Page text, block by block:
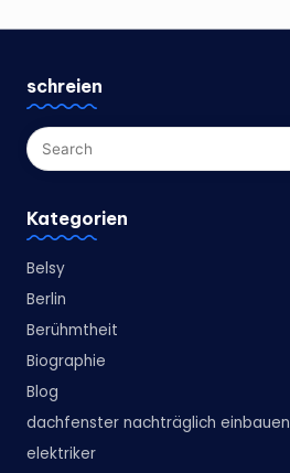
schreien
Kategorien
Belsy
Berlin
Berühmtheit
Biographie
Blog
dachfenster nachträglich einbauen
elektriker